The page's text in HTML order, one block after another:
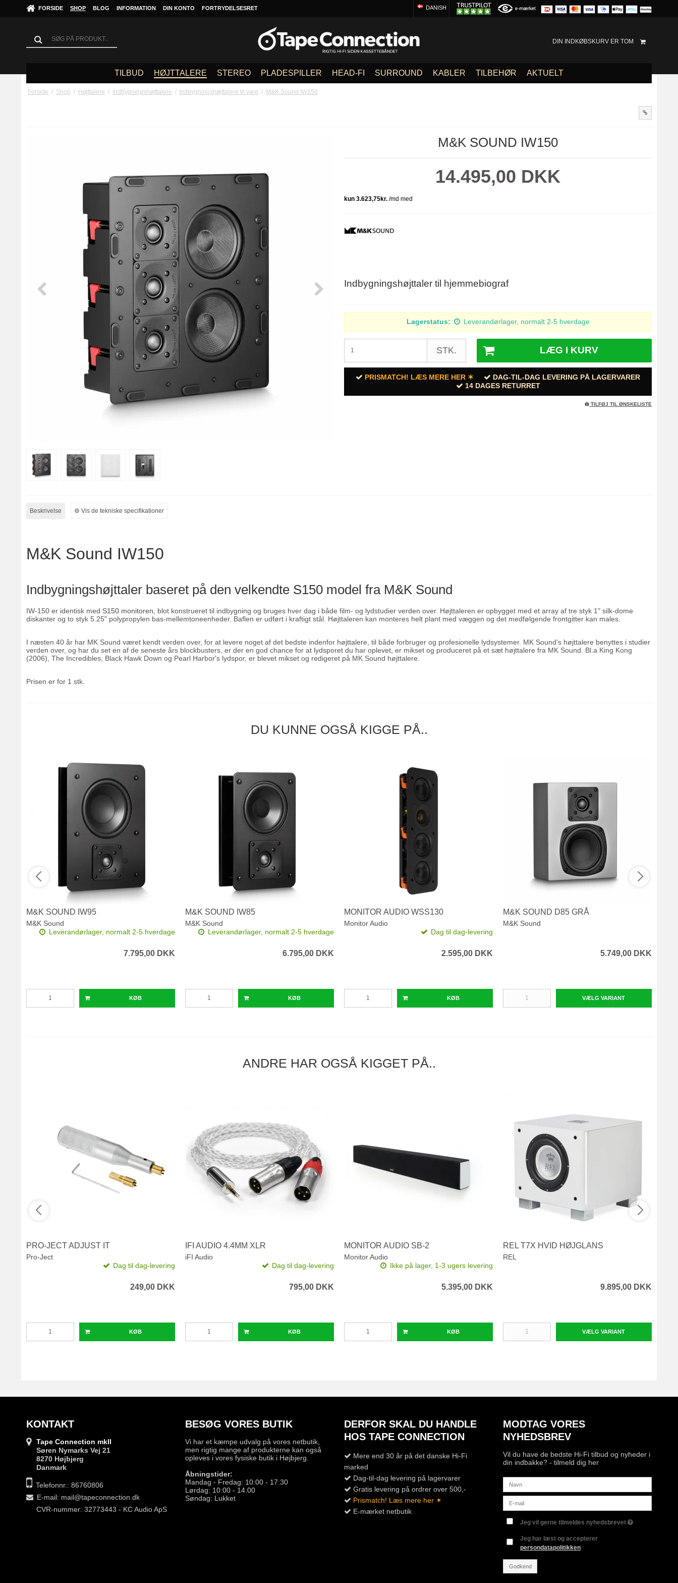
FORSIDE SHOP BLOG INFORMATION DIN KONTO FORTRYDELSESRET DANISH
DIN INDKØBSKURV ER TOM
TILBUD HØJTTALERE STEREO PLADESPILLER HEAD-FI SURROUND KABLER TILBEHØR AKTUELT
Forside / Shop / Højttalere / Indbygningshøjttalere / Indbygningshøjttalere til væg / M&K Sound IW150
M&K SOUND IW150
14.495,00 DKK
Indbygningshøjttaler til hjemmebiograf
Lagerstatus: Leverandørlager, normalt 2-5 hverdage
STK. LÆG I KURV
PRISMATCH! LÆS MERE HER ✶
DAG-TIL-DAG LEVERING PÅ LAGERVARER
14 DAGES RETURRET
TILFØJ TIL ØNSKELISTE
Beskrivelse ⚙︎ Vis de tekniske specifikationer
M&K Sound IW150
Indbygningshøjttaler baseret på den velkendte S150 model fra M&K Sound
IW-150 er identisk med S150 monitoren , blot konstrueret til indbygning og bruges hver dag i både film- og lydstudier verden over. Højttaleren er opbygget med et array af tre styk 1" silk-dome
diskanter og to styk 5.25" polypropylen bas-mellemtoneenheder. Baflen er udført i kraftigt stål. Højttaleren kan monteres helt plant med væggen og det medfølgende frontgitter kan males.
I næsten 40 år har MK Sound været kendt verden over, for at levere noget af det bedste indenfor højttalere, til både forbruger og profesionelle lydsystemer. MK Sound's højttalere benyttes i studier
verden over, og har du set en af de seneste års blockbusters, er der en god chance for at lydsporet du har oplevet, er mikset og produceret på et sæt højttalere fra MK Sound. Bl.a King Kong
(2006), The Incredibles, Black Hawk Down og Pearl Harbor's lydspor, er blevet mikset og redigeret på MK Sound højttalere.
Prisen er for 1 stk.
DU KUNNE OGSÅ KIGGE PÅ..
M&K SOUND IW95
M&K Sound
Leverandørlager, normalt 2-5 hverdage
7.795,00 DKK
KØB
M&K SOUND IW85
M&K Sound
Leverandørlager, normalt 2-5 hverdage
6.795,00 DKK
KØB
MONITOR AUDIO WSS130
Monitor Audio
Dag til dag-levering
2.595,00 DKK
KØB
M&K SOUND D85 GRÅ
M&K Sound
5.749,00 DKK
VÆLG VARIANT
ANDRE HAR OGSÅ KIGGET PÅ..
PRO-JECT ADJUST IT
Pro-Ject
Dag til dag-levering
249,00 DKK
KØB
IFI AUDIO 4.4MM XLR
iFI Audio
Dag til dag-levering
795,00 DKK
KØB
MONITOR AUDIO SB-2
Monitor Audio
Ikke på lager, 1-3 ugers levering
5.395,00 DKK
KØB
REL T7X HVID HØJGLANS
REL
9.895,00 DKK
VÆLG VARIANT
KONTAKT
Tape Connection mkII
Søren Nymarks Vej 21
8270 Højbjerg
Danmark
Telefonnr.: 86760806
E-mail: mail@tapeconnection.dk
CVR-nummer: 32773443 - KC Audio ApS
BESØG VORES BUTIK
Vi har et kæmpe udvalg på vores netbutik,
men rigtig mange af produkterne kan også
opleves i vores fysiske butik i Højbjerg.
Åbningstider:
Mandag - Fredag: 10:00 - 17:30
Lørdag: 10:00 - 14.00
Søndag: Lukket
DERFOR SKAL DU HANDLE
HOS TAPE CONNECTION
Mere end 30 år på det danske Hi-Fi
marked
Dag-til-dag levering på lagervarer
Gratis levering på ordrer over 500,-
Prismatch! Læs mere her ✶
E-mærket netbutik
MODTAG VORES
NYHEDSBREV
Vil du have de bedste Hi-Fi tilbud og nyheder i
din indbakke? - tilmeld dig her
Jeg vil gerne tilmeldes nyhedsbrevet
Jeg har læst og accepterer
persondatapolitikken
Godkend